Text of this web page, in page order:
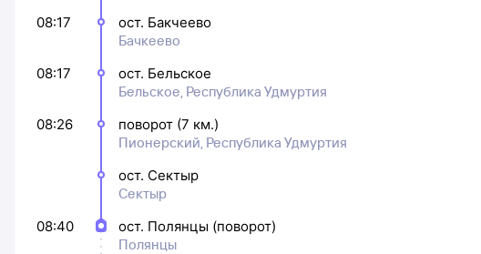
08:17
ост. Бакчеево
Бачкеево
08:17
ост. Бельское
Бельское, Республика Удмуртия
08:26
поворот (7 км.)
Пионерский, Республика Удмуртия
ост. Сектыр
Сектыр
08:40
ост. Полянцы (поворот)
Полянцы